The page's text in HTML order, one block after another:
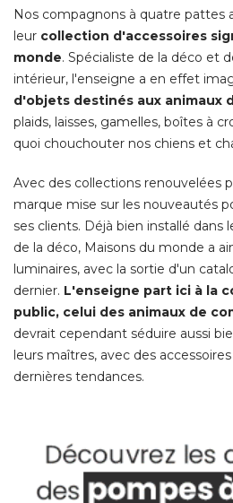
Nos compagnons à quatre pattes
leur collection d'accessoires
monde. Spécialiste de la déco et
intérieur, l'enseigne a en effet
d'objets destinés aux animaux
plaids, laisses, gamelles, boîtes à
quoi chouchouter nos chiens et
Avec des collections renouvelées
marque mise sur les nouveautés
ses clients. Déjà bien installé
de la déco, Maisons du monde a
luminaires, avec la sortie d'un
dernier. L'enseigne part ici à la
public, celui des animaux de
devrait cependant séduire aussi
leurs maîtres, avec des
dernières tendances.